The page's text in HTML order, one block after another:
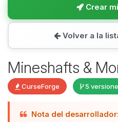
Crear
Volver a la
Mineshafts &
CurseForge 5
Nota del desarrollador: